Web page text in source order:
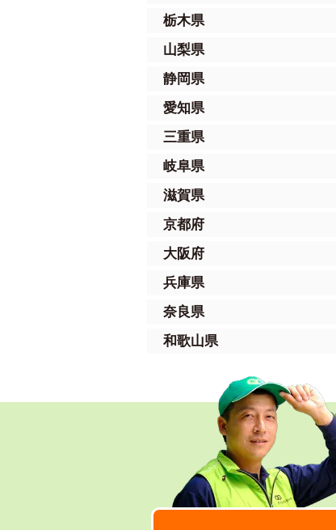
栃木県
山梨県
静岡県
愛知県
三重県
岐阜県
滋賀県
京都府
大阪府
兵庫県
奈良県
和歌山県